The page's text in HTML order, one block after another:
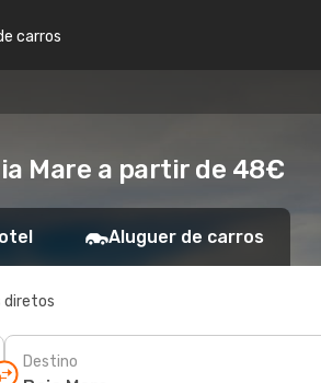
carros
Mare a partir de 48€
Aluguer de carros
diretos
Destino